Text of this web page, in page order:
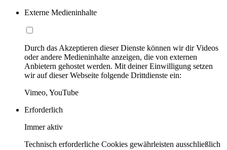
Externe Medieninhalte
Durch das Akzeptieren dieser Dienste können wir dir Videos
oder andere Medieninhalte anzeigen, die von externen
Anbietern gehostet werden. Mit deiner Einwilligung setzen
wir auf dieser Webseite folgende Drittdienste ein:
Vimeo, YouTube
Erforderlich
Immer aktiv
Technisch erforderliche Cookies gewährleisten ausschließlich